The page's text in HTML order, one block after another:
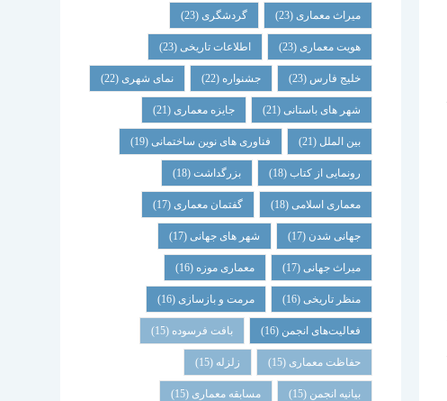
میراث معماری(23) گردشگری(23)
هویت معماری(23) اطلاعات تاریخی(23)
خلیج فارس (23) جشنواره (22) نمای شهری(22)
شهر های باستانی(21) جایزه معماری(21)
بین الملل (21) فناوری های نوین ساختمانی(19)
رونمایی از کتاب(18) بزرگداشت(18)
معماری اسلامی(18) گفتمان معماری(17)
جهانی شدن (17) شهر های جهانی(17)
میراث جهانی(17) معماری موزه (16)
منظر تاریخی(16) مرمت و بازسازی(16)
فعالیت‌های انجمن (16) بافت فرسوده (15)
حفاظت معماری (15) زلزله (15)
بیانیه انجمن (15) مسابقه معماری (15)